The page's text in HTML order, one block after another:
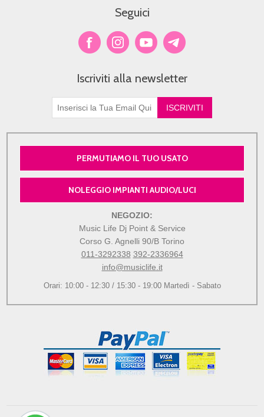
Seguici
Iscriviti alla newsletter
PERMUTIAMO IL TUO USATO
NOLEGGIO IMPIANTI AUDIO/LUCI
NEGOZIO:
Music Life Dj Point & Service
Corso G. Agnelli 90/B Torino
011-3292338 392-2336964
info@musiclife.it
Orari: 10:00 - 12:30 / 15:30 - 19:00 Martedì - Sabato